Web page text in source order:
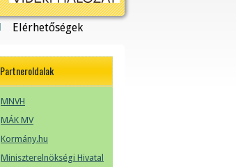
Elérhetőségek
Partneroldalak
MNVH
MÁK MV
Kormány.hu
Miniszterelnökségi Hivatal